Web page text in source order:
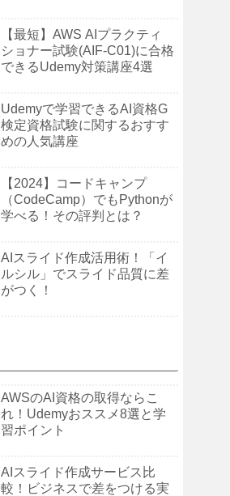
【最短】AWS AIプラクティ
ショナー試験(AIF-C01)に合格
できるUdemy対策講座4選
Udemyで学習できるAI資格G
検定資格試験に関するおすす
めの人気講座
【2024】コードキャンプ
（CodeCamp）でもPythonが
学べる！その評判とは？
AIスライド作成活用術！「イ
ルシル」でスライド品質に差
がつく！
AWSのAI資格の取得ならこ
れ！Udemyおススメ8選と学
習ポイント
AIスライド作成サービス比
較！ビジネスで差をつける実